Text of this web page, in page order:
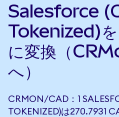
Salesforce
Tokenized)を
に変換（
へ）
CRMON/CAD：1
TOKENIZED)は270.7931